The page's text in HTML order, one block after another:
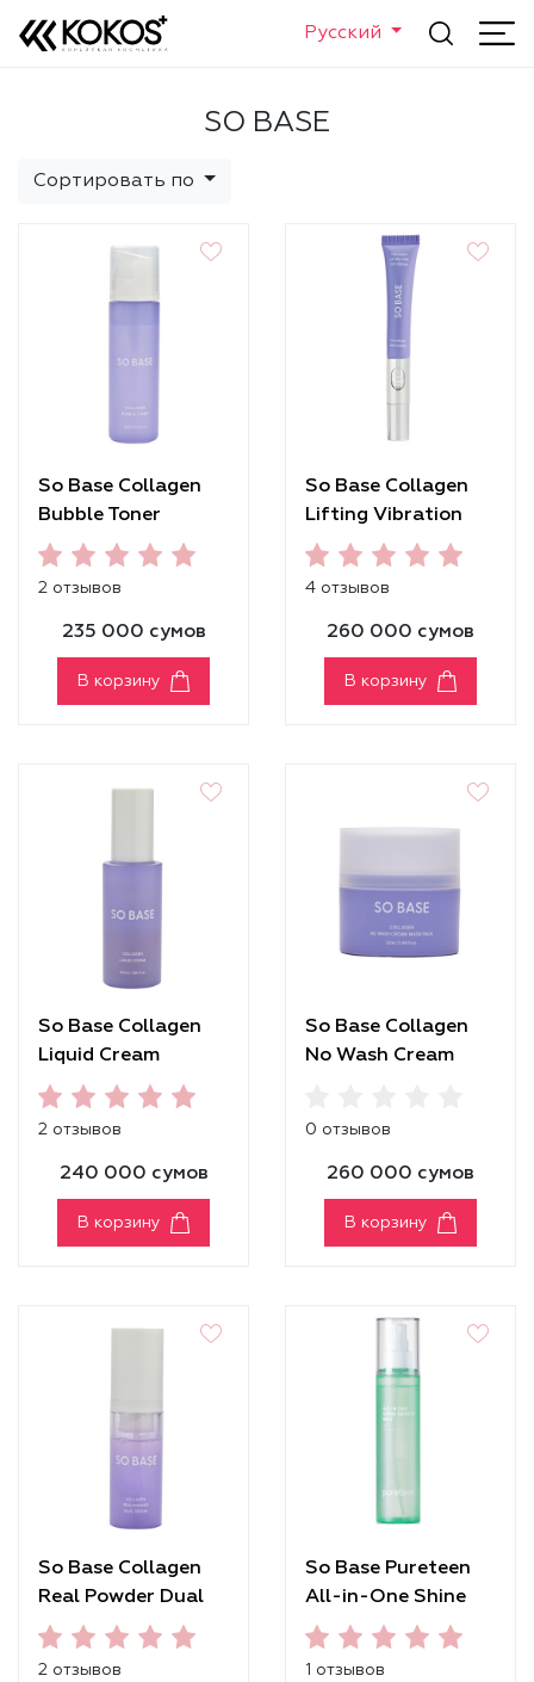
Русский
SO BASE
Сортировать по
So Base Collagen
Bubble Toner
2 отзывов
235 000 сумов
В корзину
So Base Collagen
Lifting Vibration
Eye Cream
4 отзывов
260 000 сумов
В корзину
So Base Collagen
Liquid Cream
2 отзывов
240 000 сумов
В корзину
So Base Collagen
No Wash Cream
0 отзывов
260 000 сумов
В корзину
So Base Collagen
Real Powder Dual
Serum
2 отзывов
So Base Pureteen
All-in-One Shine
Muscat Mist
1 отзывов